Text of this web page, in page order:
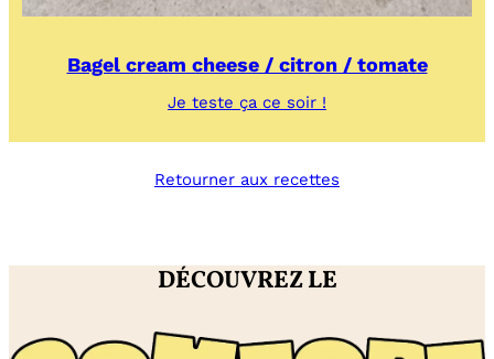
Bagel cream cheese / citron / tomate
Je teste ça ce soir !
cream
/
Retourner aux recettes
DÉCOUVREZ LE